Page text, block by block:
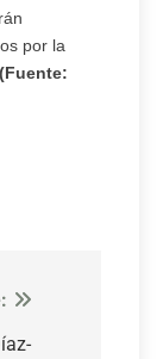
por la
(Fuente: